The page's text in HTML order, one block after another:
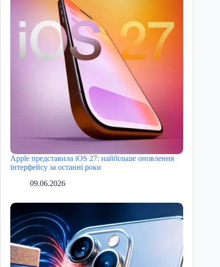
Apple представила iOS 27: найбільше оновлення
інтерфейсу за останні роки
09.06.2026